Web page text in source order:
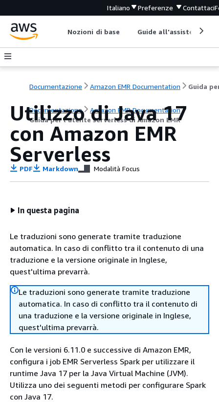
Italiano Preferenze Contattaci
Nozioni di base Guide all'assistenza
Documentazione Amazon EMR Documentation
Documentazione
Amazon EMR Documentation
Guida per l'utente serverless di Amazon EMR
Utilizzo di Java 17
con Amazon EMR
Serverless
PDF Markdown Modalità Focus
In questa pagina
Le traduzioni sono generate tramite traduzione
automatica. In caso di conflitto tra il contenuto di una
traduzione e la versione originale in Inglese,
quest'ultima prevarrà.
Le traduzioni sono generate tramite traduzione
automatica. In caso di conflitto tra il contenuto di
una traduzione e la versione originale in Inglese,
quest'ultima prevarrà.
Con le versioni 6.11.0 e successive di Amazon EMR,
configura i job EMR Serverless Spark per utilizzare il
runtime Java 17 per la Java Virtual Machine (JVM).
Utilizza uno dei seguenti metodi per configurare Spark
con Java 17.